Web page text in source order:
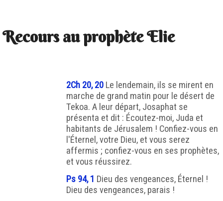
Recours au prophète Elie
2Ch 20, 20 Le lendemain, ils se mirent en
marche de grand matin pour le désert de
Tekoa. A leur départ, Josaphat se
présenta et dit : Écoutez-moi, Juda et
habitants de Jérusalem ! Confiez-vous en
l'Éternel, votre Dieu, et vous serez
affermis ; confiez-vous en ses prophètes,
et vous réussirez.
Ps 94, 1 Dieu des vengeances, Éternel !
Dieu des vengeances, parais !